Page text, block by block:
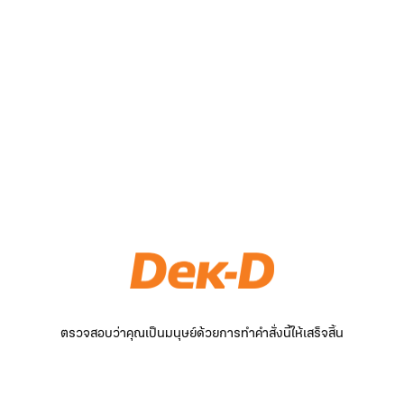
ตรวจสอบว่าคุณเป็นมนุษย์ด้วยการทำคำสั่งนี้ให้เสร็จสิ้น